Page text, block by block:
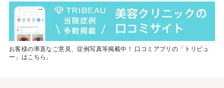
お客様の率直なご意見、症例写真等掲載中！ 口コミアプリの「トリビュ
ー」はこちら。